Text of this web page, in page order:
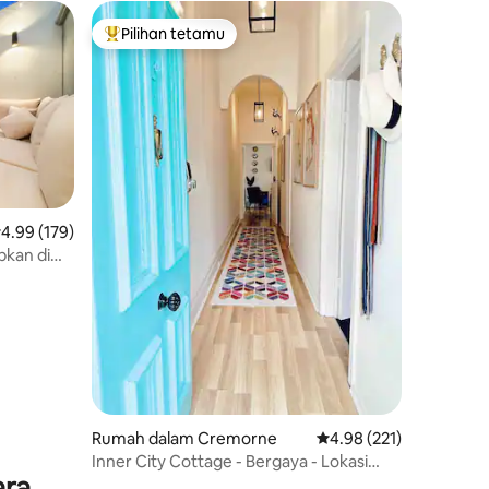
purata 4.99 daripada 5, 179 ulasan
4.99 (179)
di
Pilihan utama tetamu
Pilihan tetamu
Rumah dalam Cremorne Penarafan purata 4.98
4.98 (221)
Inner City Cottage - Bergaya - Lokasi